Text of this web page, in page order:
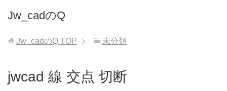
Jw_cadのQ
Jw_cadのQ TOP 未分類
jwcad 線 交点 切断